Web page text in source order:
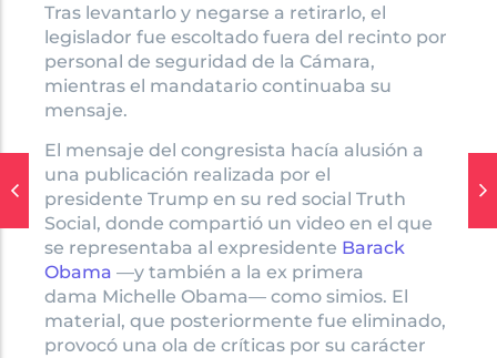
Tras levantarlo y negarse a retirarlo, el
legislador fue escoltado fuera del recinto por
personal de seguridad de la Cámara,
mientras el mandatario continuaba su
mensaje.
El mensaje del congresista hacía alusión a
una publicación realizada por el
presidente Trump en su red social Truth
Social, donde compartió un video en el que
se representaba al expresidente Barack
Obama —y también a la ex primera
dama Michelle Obama— como simios. El
material, que posteriormente fue eliminado,
provocó una ola de críticas por su carácter